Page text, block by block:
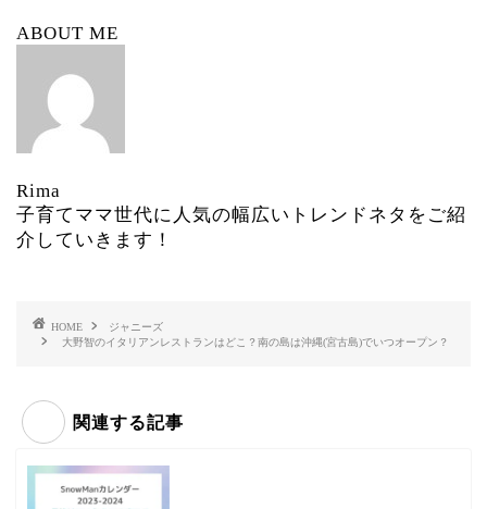
ABOUT ME
Rima
子育てママ世代に人気の幅広いトレンドネタをご紹
介していきます！
HOME
ジャニーズ
大野智のイタリアンレストランはどこ？南の島は沖縄(宮古島)でいつオープン？
関連する記事